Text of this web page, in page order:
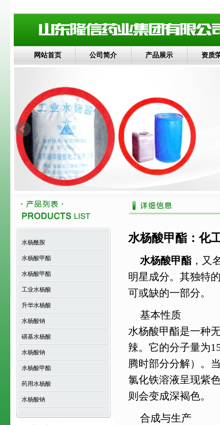
网站首页 公司简介 产品展示 资质
水杨酰胺
水杨酸甲酯
水杨酸甲酯
工业水杨酸
升华水杨酸
水杨酸钠
磺基水杨酸
水杨酸钠
水杨酸甲酯
药用水杨酸
水杨酸钠
水杨酸甲酯：化
水杨酸甲酯，又
明星成分。其独特
可或缺的一部分。
基本性质
水杨酸甲酯是一种
辣。它的分子量为
腾时部分分解）。
氯化铁溶液呈现紫
则会变成深褐色。
合成与生产